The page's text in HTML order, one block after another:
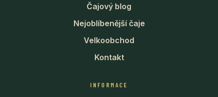
Čajový blog
Nejoblíbenější čaje
Velkoobchod
Kontakt
INFORMACE